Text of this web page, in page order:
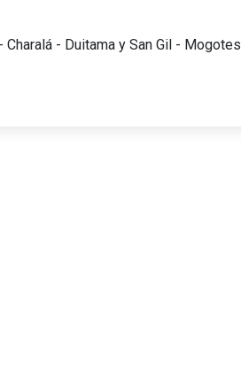
- Duitama y San Gil - Mogotes